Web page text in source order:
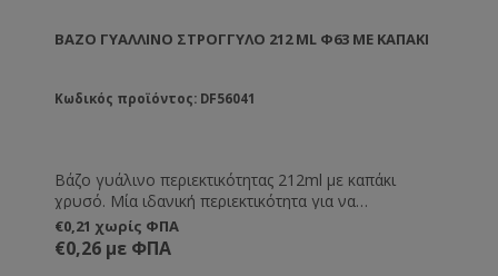
ΒΆΖΟ ΓΥΆΛΛΙΝΟ ΣΤΡΟΓΓΥΛΌ 212 ML Φ63 ΜΕ ΚΑΠΑΚΙ
Κωδικός προϊόντος: DF56041
Βάζο γυάλινο περιεκτικότητας 212ml με καπάκι
χρυσό. Μία ιδανική περιεκτικότητα για να
συσκευάζετε και να αποθηκεύετε μικρές ποσότητες
μελιού ή για την παρασκευή κηραλοιφών ή κι άλλων
καλλυντικών προϊόντων.
€0,21 χωρίς ΦΠΑ
€0,26 με ΦΠΑ